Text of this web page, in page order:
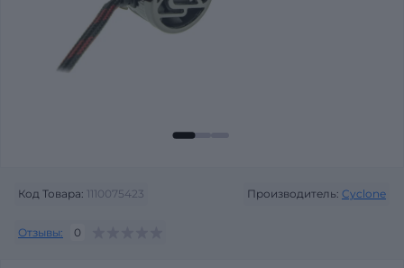
Код Товара: 1110075423 Производитель: Cyclone
Отзывы: 0